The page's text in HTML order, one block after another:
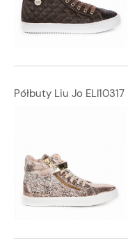
Półbuty Liu Jo ELI10317